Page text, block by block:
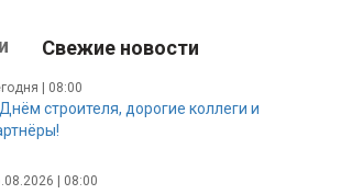
Свежие новости
| 08:00
строителя, дорогие коллеги и
| 08:00